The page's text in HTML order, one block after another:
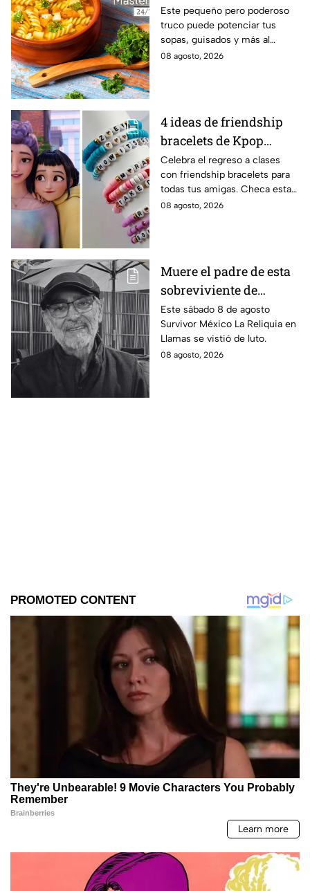
de las abuelas para
darle sabor extra al
caldillo
Este pequeño pero poderoso
truco puede potenciar tus
sopas, guisados y más al
máximo.
08 agosto, 2026
4 ideas de friendship
bracelets de Kpop
Demon Hunters para
intercambiar con tus
mejores amigas este
regreso a clases
Celebra el regreso a clases
con friendship bracelets para
todas tus amigas. Checa estas
4 ideas inspiradas en Kpop
08 agosto, 2026
Muere el padre de esta
sobreviviente de
Survivor México La
Reliquia en Llamas
Este sábado 8 de agosto
Survivor México La Reliquia en
Llamas se vistió de luto.
08 agosto, 2026